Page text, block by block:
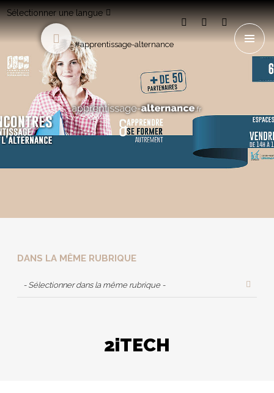
Sélectionner une langue
#apprentissage-alternance
DANS LA MÊME RUBRIQUE
- Sélectionner dans la même rubrique -
2iTECH